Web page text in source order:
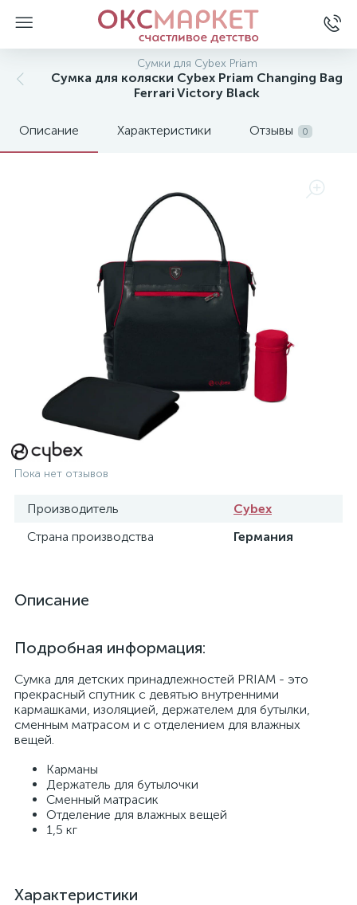
Сумки для Cybex Priam
Сумка для коляски Cybex Priam Changing Bag
Ferrari Victory Black
Описание Характеристики Отзывы 0
Пока нет отзывов
Производитель
Cybex
Страна производства
Германия
Описание
Подробная информация:
Сумка для детских принадлежностей PRIAM - это
прекрасный спутник с девятью внутренними
кармашками, изоляцией, держателем для бутылки,
сменным матрасом и с отделением для влажных
вещей.
Карманы
Держатель для бутылочки
Сменный матрасик
Отделение для влажных вещей
1,5 кг
Характеристики